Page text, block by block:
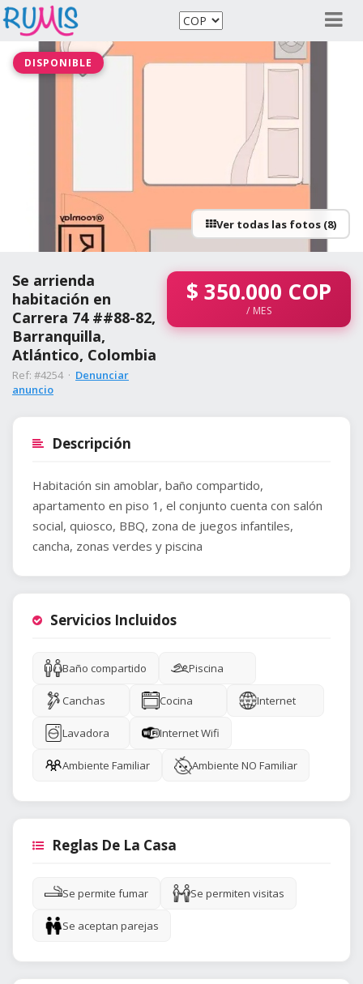
DISPONIBLE
Ver todas las fotos (8)
Se arrienda
habitación en
Carrera 74 ##88-82,
Barranquilla,
Atlántico, Colombia
Ref: #4254 · Denunciar
anuncio
$ 350.000 COP
/ MES
Descripción
Habitación sin amoblar, baño compartido,
apartamento en piso 1, el conjunto cuenta con salón
social, quiosco, BBQ, zona de juegos infantiles,
cancha, zonas verdes y piscina
Servicios Incluidos
Baño compartido Piscina
Canchas Cocina Internet
Lavadora Internet Wifi
Ambiente Familiar Ambiente NO Familiar
Reglas De La Casa
Se permite fumar Se permiten visitas
Se aceptan parejas